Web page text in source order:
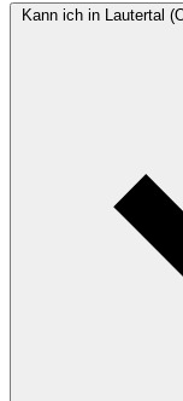
Kann ich in Lautertal